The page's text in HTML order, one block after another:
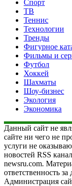
Спорт
ТВ
Теннис
Технологии
Тренды
Фигурное
Фильмы и
Футбол
Хоккей
Шахматы
Шоу-бизнес
Экология
Экономика
Данный сайт не
сайте ни чего не
услуги не
новостей RSS
newsru.com.
ответственность
Администрация